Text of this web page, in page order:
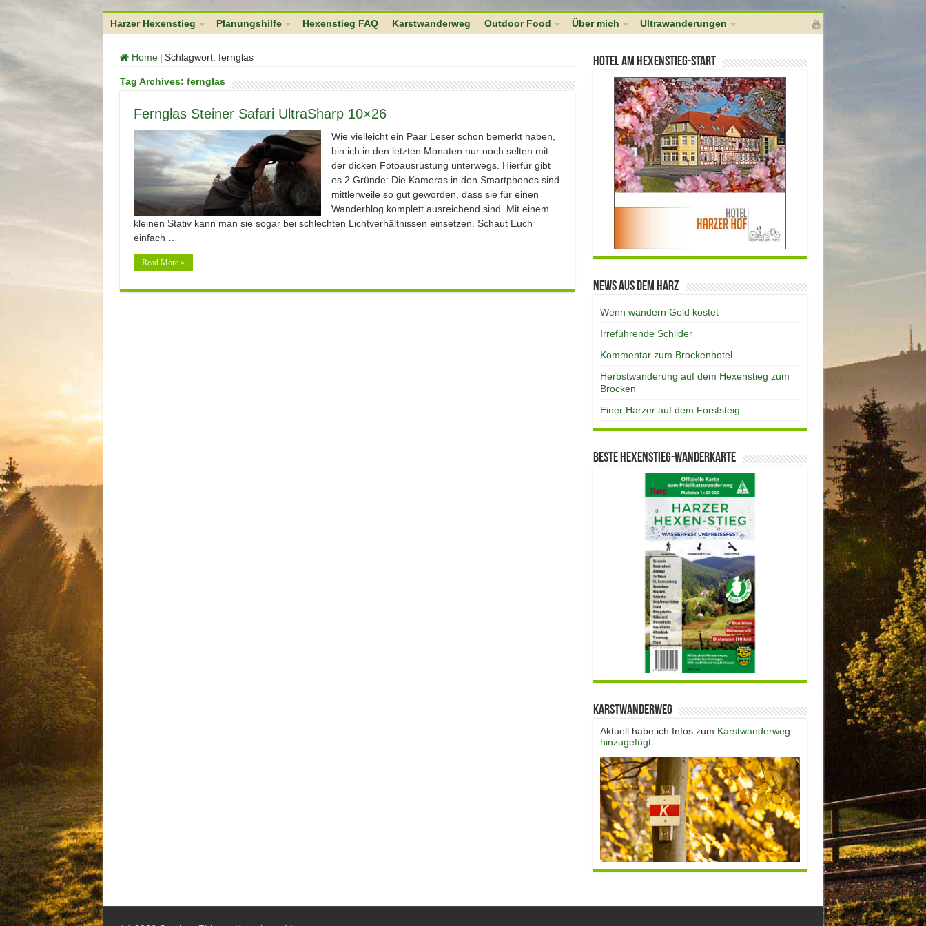
Harzer Hexenstieg
Planungshilfe Hexenstieg FAQ Karstwanderweg Outdoor Food Über mich Ultrawanderungen
Home | Schlagwort: fernglas
Tag Archives: fernglas
Fernglas Steiner Safari UltraSharp 10×26
Wie vielleicht ein Paar Leser schon bemerkt haben,
bin ich in den letzten Monaten nur noch selten mit
der dicken Fotoausrüstung unterwegs. Hierfür gibt
es 2 Gründe: Die Kameras in den Smartphones sind
mittlerweile so gut geworden, dass sie für einen
Wanderblog komplett ausreichend sind. Mit einem
kleinen Stativ kann man sie sogar bei schlechten Lichtverhältnissen einsetzen. Schaut Euch
einfach …
Read More »
Hotel am Hexenstieg-Start
News aus dem Harz
Wenn wandern Geld kostet
Irreführende Schilder
Kommentar zum Brockenhotel
Herbstwanderung auf dem Hexenstieg zum
Brocken
Einer Harzer auf dem Forststeig
Beste Hexenstieg-Wanderkarte
Karstwanderweg
Aktuell habe ich Infos zum Karstwanderweg
hinzugefügt.